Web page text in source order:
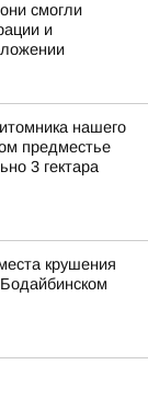
смогли
и
нашего
предместье
3 гектара
крушения